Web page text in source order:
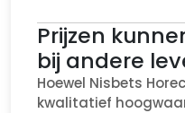
Prijzen
bij andere
Hoewel Nisbets
kwalitatief